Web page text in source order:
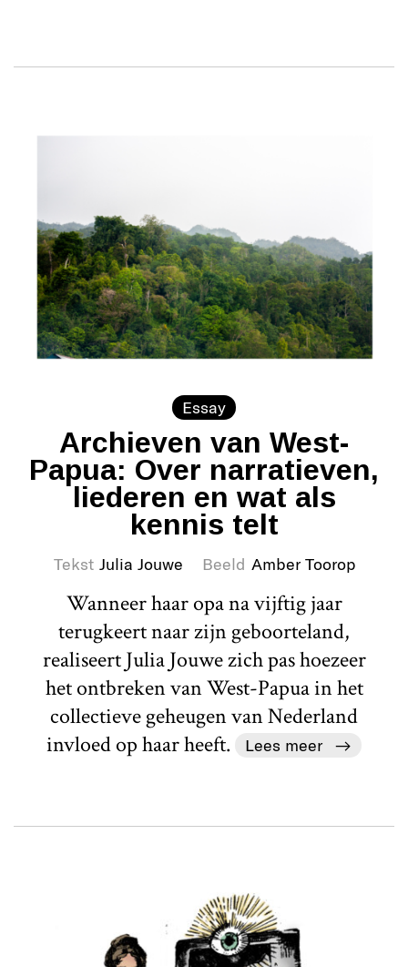
Essay
Archieven van West-
Papua: Over narratieven,
liederen en wat als
kennis telt
Tekst Julia Jouwe Beeld Amber Toorop
Wanneer haar opa na vijftig jaar
terugkeert naar zijn geboorteland,
realiseert Julia Jouwe zich pas hoezeer
het ontbreken van West-Papua in het
collectieve geheugen van Nederland
invloed op haar heeft.
Lees meer